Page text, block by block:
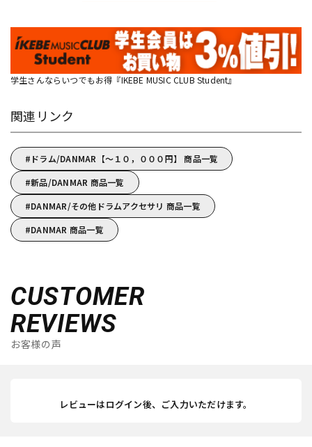
学生さんならいつでもお得『IKEBE MUSIC CLUB Student』
関連リンク
ドラム/DANMAR【～１０，０００円】 商品一覧
新品/DANMAR 商品一覧
DANMAR/その他ドラムアクセサリ 商品一覧
DANMAR 商品一覧
CUSTOMER
REVIEWS
お客様の声
レビューはログイン後、ご入力いただけます。